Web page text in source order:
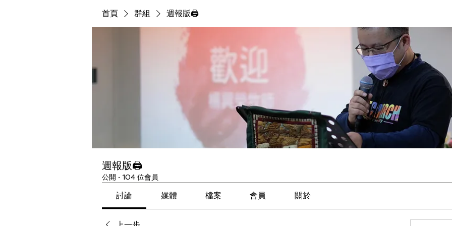
首頁 群組 週報版🖨
週報版🖨
公開 · 104 位會員
討論 媒體 檔案 會員 關於